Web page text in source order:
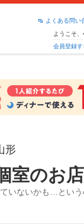
よくある問い
ようこそ、
会員登録す
形
室のお店
いないかも…とい